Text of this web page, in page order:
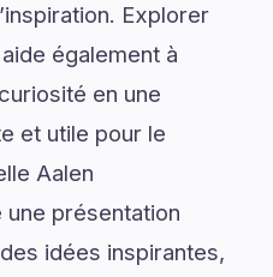
Explorer
également à
en une
et utile pour le
Aalen
présentation
idées inspirantes,